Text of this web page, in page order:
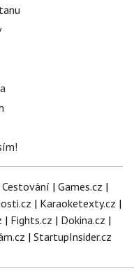
Cestování | Games.cz |
| Karaoketexty.cz |
| Fights.cz | Dokina.cz |
| StartupInsider.cz